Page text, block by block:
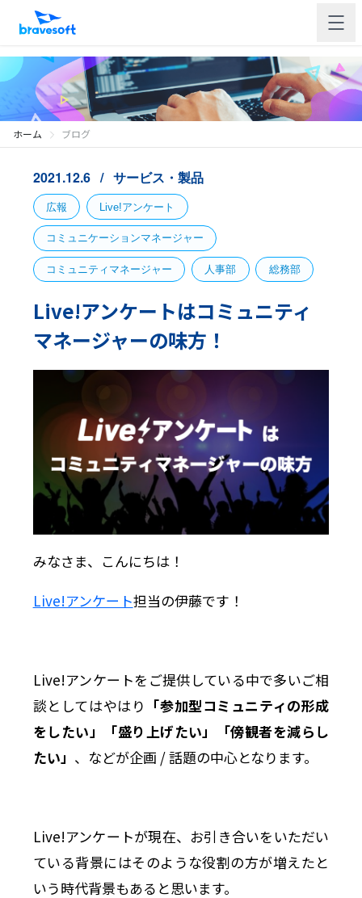
ホーム ブログ
2021.12.6 サービス・製品
広報 Live!アンケート
コミュニケーションマネージャー
コミュニティマネージャー 人事部 総務部
Live!アンケートはコミュニティ
マネージャーの味方！
みなさま、こんにちは！
Live!アンケート担当の伊藤です！
Live!アンケートをご提供している中で多いご相
談としてはやはり 「参加型コミュニティの形成
をしたい」「盛り上げたい」「傍観者を減らし
たい」 、などが企画 / 話題の中心となります。
Live!アンケートが現在、お引き合いをいただい
ている背景にはそのような役割の方が増えたと
いう時代背景もあると思います。